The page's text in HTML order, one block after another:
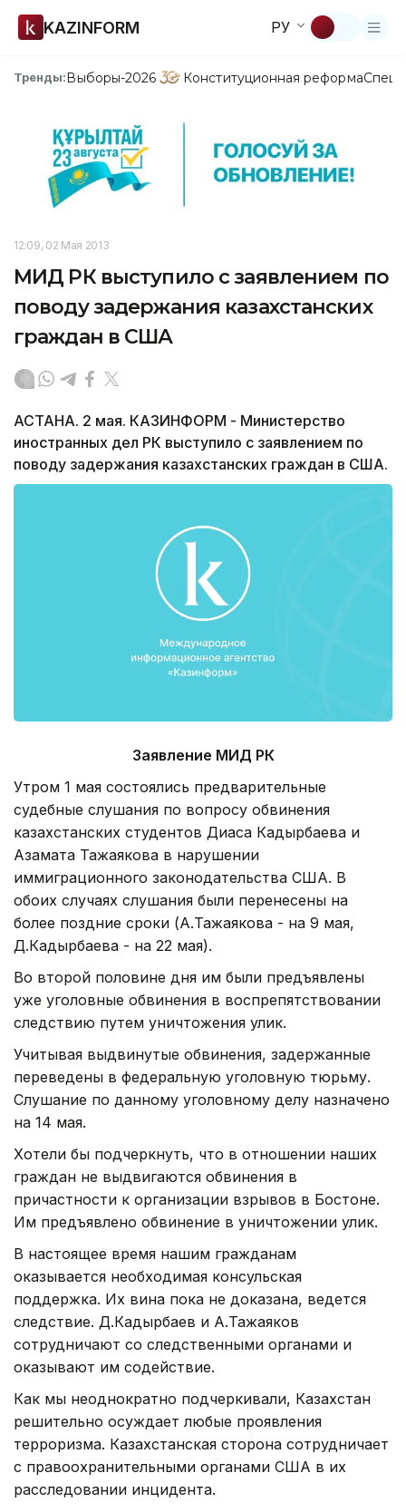
KAZINFORM РУ
Тренды:Выборы-2026 Конституционная реформа
12:09, 02 Мая 2013
МИД РК выступило с заявлением по
поводу задержания казахстанских
граждан в США
АСТАНА. 2 мая. КАЗИНФОРМ - Министерство
иностранных дел РК выступило с заявлением по
поводу задержания казахстанских граждан в США.
Заявление МИД РК
Утром 1 мая состоялись предварительные
судебные слушания по вопросу обвинения
казахстанских студентов Диаса Кадырбаева и
Азамата Тажаякова в нарушении
иммиграционного законодательства США. В
обоих случаях слушания были перенесены на
более поздние сроки (А.Тажаякова - на 9 мая,
Д.Кадырбаева - на 22 мая).
Во второй половине дня им были предъявлены
уже уголовные обвинения в воспрепятствовании
следствию путем уничтожения улик.
Учитывая выдвинутые обвинения, задержанные
переведены в федеральную уголовную тюрьму.
Слушание по данному уголовному делу назначено
на 14 мая.
Хотели бы подчеркнуть, что в отношении наших
граждан не выдвигаются обвинения в
причастности к организации взрывов в Бостоне.
Им предъявлено обвинение в уничтожении улик.
В настоящее время нашим гражданам
оказывается необходимая консульская
поддержка. Их вина пока не доказана, ведется
следствие. Д.Кадырбаев и А.Тажаяков
сотрудничают со следственными органами и
оказывают им содействие.
Как мы неоднократно подчеркивали, Казахстан
решительно осуждает любые проявления
терроризма. Казахстанская сторона сотрудничает
с правоохранительными органами США в их
расследовании инцидента.